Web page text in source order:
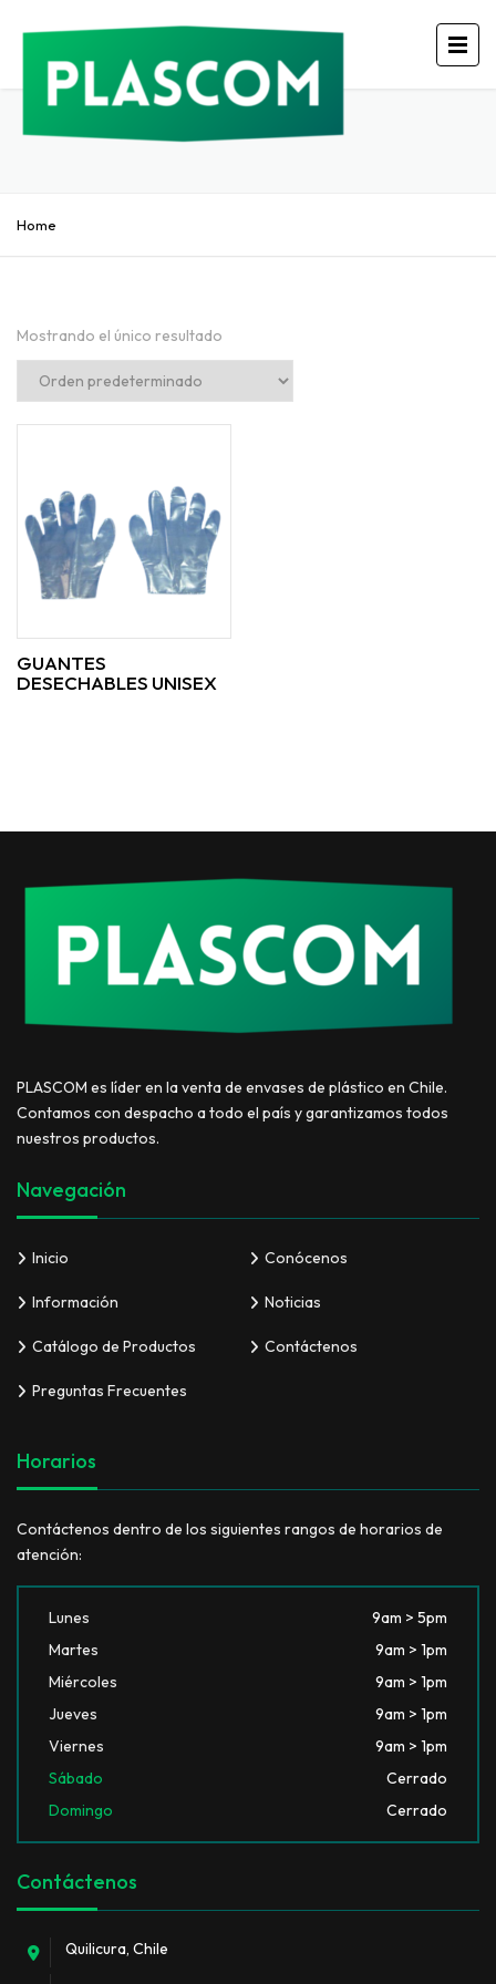
Home
Mostrando el único resultado
GUANTES
DESECHABLES UNISEX
PLASCOM es líder en la venta de envases de plástico en Chile.
Contamos con despacho a todo el país y garantizamos todos
nuestros productos.
Navegación
Inicio Conócenos
Información Noticias
Catálogo de Productos Contáctenos
Preguntas Frecuentes
Horarios
Contáctenos dentro de los siguientes rangos de horarios de
atención:
Lunes
9am > 5pm
Martes
9am > 1pm
Miércoles
9am > 1pm
Jueves
9am > 1pm
Viernes
9am > 1pm
Sábado
Cerrado
Domingo
Cerrado
Contáctenos
Quilicura, Chile